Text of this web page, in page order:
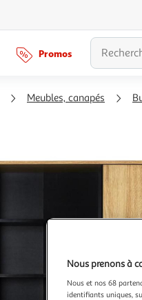
Promos
Meubles, canapés
Nous prenons à
Nous et nos 68
identifiants uniques,